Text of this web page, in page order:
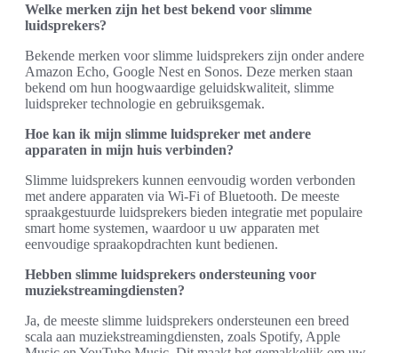
Welke merken zijn het best bekend voor slimme
luidsprekers?
Bekende merken voor slimme luidsprekers zijn onder andere
Amazon Echo, Google Nest en Sonos. Deze merken staan
bekend om hun hoogwaardige geluidskwaliteit, slimme
luidspreker technologie en gebruiksgemak.
Hoe kan ik mijn slimme luidspreker met andere
apparaten in mijn huis verbinden?
Slimme luidsprekers kunnen eenvoudig worden verbonden
met andere apparaten via Wi-Fi of Bluetooth. De meeste
spraakgestuurde luidsprekers bieden integratie met populaire
smart home systemen, waardoor u uw apparaten met
eenvoudige spraakopdrachten kunt bedienen.
Hebben slimme luidsprekers ondersteuning voor
muziekstreamingdiensten?
Ja, de meeste slimme luidsprekers ondersteunen een breed
scala aan muziekstreamingdiensten, zoals Spotify, Apple